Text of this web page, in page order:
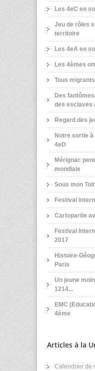
Les 4eC en
Jeu de rôles
territoire
Les 4eA en
Les 4èmes
Tous migrants
Des
des esclaves
Regard des
Notre sortie
4eD
Mérignac
mondiale
Sous mon Toit
Festival
Cartopartie
Festival
2017
Histoire-
Paris
Un jeune
1214...
EMC
4ème
Articles à la
Calendrier de